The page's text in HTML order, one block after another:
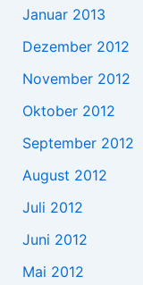
Januar 2013
Dezember 2012
November 2012
Oktober 2012
September 2012
August 2012
Juli 2012
Juni 2012
Mai 2012